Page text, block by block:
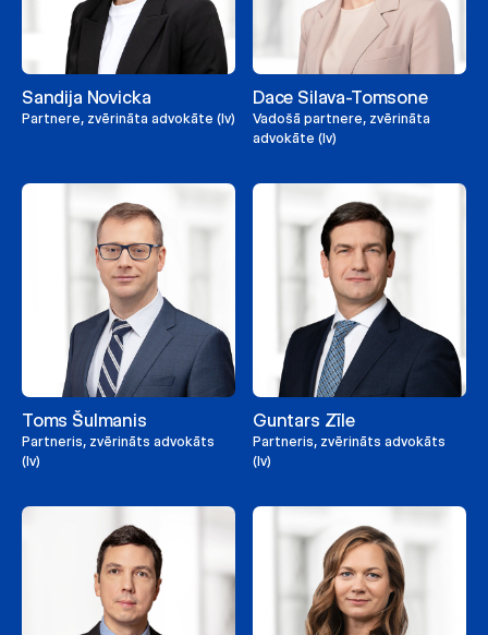
Sandija Novicka
Partnere, zvērināta advokāte (lv)
Dace Silava-Tomsone
Vadošā partnere, zvērināta
advokāte (lv)
Toms Šulmanis
Partneris, zvērināts advokāts
(lv)
Guntars Zīle
Partneris, zvērināts advokāts
(lv)